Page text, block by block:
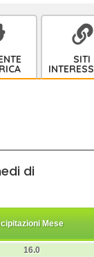
SITI
di
Mese
16.0